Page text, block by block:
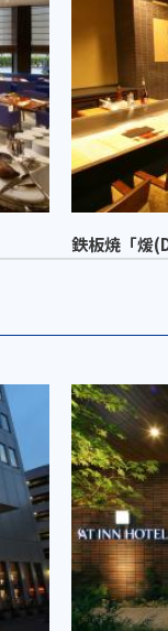
鉄板焼「煖